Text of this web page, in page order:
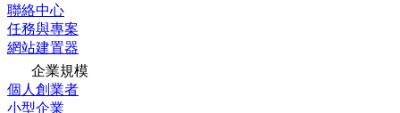
聯絡中心
任務與專案
網站建置器
企業規模
個人創業者
小型企業